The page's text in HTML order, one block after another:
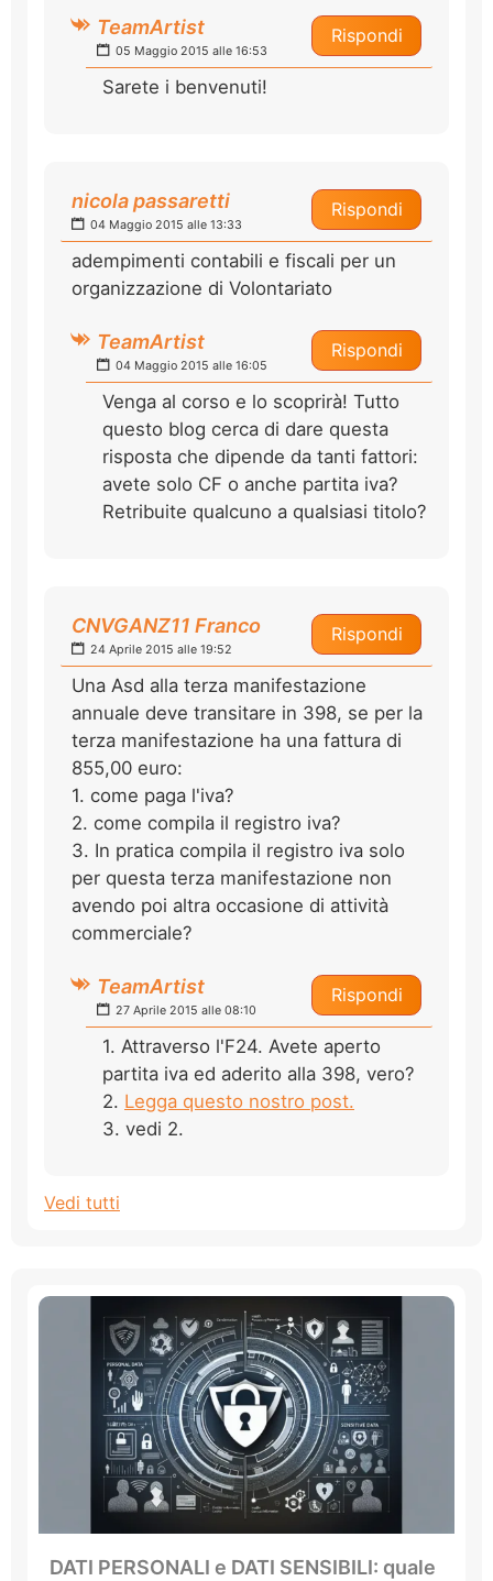
Rispondi
TeamArtist
05 Maggio 2015 alle 16:53
Sarete i benvenuti!
Rispondi
nicola passaretti
04 Maggio 2015 alle 13:33
adempimenti contabili e fiscali per un
organizzazione di Volontariato
Rispondi
TeamArtist
04 Maggio 2015 alle 16:05
Venga al corso e lo scoprirà! Tutto
questo blog cerca di dare questa
risposta che dipende da tanti fattori:
avete solo CF o anche partita iva?
Retribuite qualcuno a qualsiasi titolo?
Rispondi
CNVGANZ11 Franco
24 Aprile 2015 alle 19:52
Una Asd alla terza manifestazione
annuale deve transitare in 398, se per la
terza manifestazione ha una fattura di
855,00 euro:
1. come paga l'iva?
2. come compila il registro iva?
3. In pratica compila il registro iva solo
per questa terza manifestazione non
avendo poi altra occasione di attività
commerciale?
Rispondi
TeamArtist
27 Aprile 2015 alle 08:10
1. Attraverso l'F24. Avete aperto
partita iva ed aderito alla 398, vero?
2. Legga questo nostro post.
3. vedi 2.
Vedi tutti
DATI PERSONALI e DATI SENSIBILI: quale